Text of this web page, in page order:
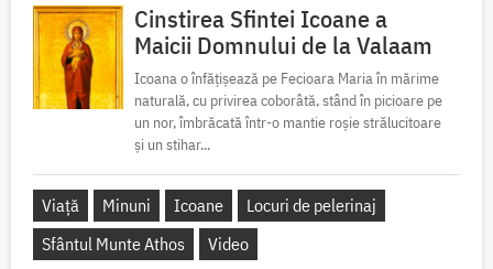
Cinstirea Sfintei Icoane a
Maicii Domnului de la Valaam
Icoana o înfățișează pe Fecioara Maria în mărime
naturală, cu privirea coborâtă, stând în picioare pe
un nor, îmbrăcată într-o mantie roșie strălucitoare
și un stihar...
Viață Minuni Icoane
Locuri de pelerinaj
Sfântul Munte Athos
Video